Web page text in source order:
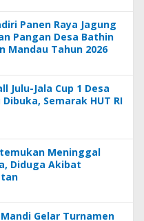
Panen Raya Jagung
Pangan Desa Bathin
Mandau Tahun 2026
Julu-Jala Cup 1 Desa
Semarak HUT RI
Meninggal
Diduga Akibat
Gelar Turnamen